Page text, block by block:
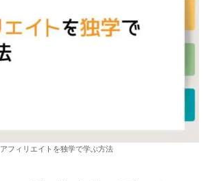
アフィリエイトを独学で学ぶ方法